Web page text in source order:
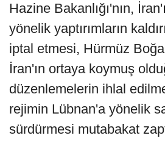
Hazine Bakanlığı'nın,
yönelik yaptırımların
iptal etmesi, Hürmüz
İran'ın ortaya koymuş
düzenlemelerin ihlal
rejimin Lübnan'a yönelik
sürdürmesi mutabakat